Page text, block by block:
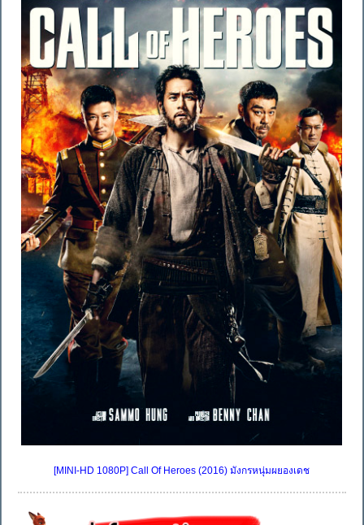
[MINI-HD 1080P] Call Of Heroes (2016) มังกรหนุ่มผยองเดช